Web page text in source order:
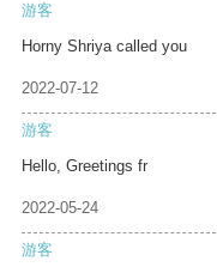
游客
Horny Shriya called you
2022-07-12
游客
Hello, Greetings fr
2022-05-24
游客